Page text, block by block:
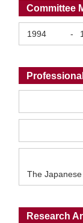
Committee
1994 -
The
Research